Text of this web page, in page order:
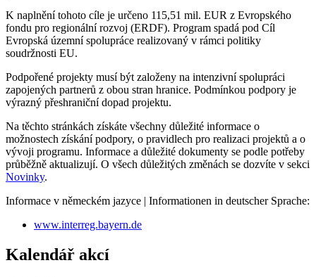
K naplnění tohoto cíle je určeno 115,51 mil. EUR z Evropského
fondu pro regionální rozvoj (ERDF). Program spadá pod Cíl
Evropská územní spolupráce realizovaný v rámci politiky
soudržnosti EU.
Podpořené projekty musí být založeny na intenzivní spolupráci
zapojených partnerů z obou stran hranice. Podmínkou podpory je
výrazný přeshraniční dopad projektu.
Na těchto stránkách získáte všechny důležité informace o
možnostech získání podpory, o pravidlech pro realizaci projektů a o
vývoji programu. Informace a důležité dokumenty se podle potřeby
průběžně aktualizují. O všech důležitých změnách se dozvíte v sekci
Novinky.
Informace v německém jazyce | Informationen in deutscher Sprache:
www.interreg.bayern.de
Kalendář akcí